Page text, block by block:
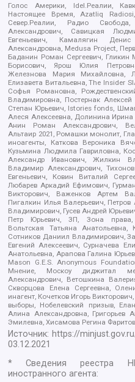
Голос Америки, Idel.Реалии,
Настоящее Время, Azatliq Radiosi,
Север.Реалии, Радио
Александрович, Савицкая
Евгеньевич, Камалягин
Александровна, Medusa Project,
Баданин Роман Сергеевич,
Борисович, Ярош Юлия
Железнова Мария Михайловна,
Елизавета Витальевна, The Insider
Софья Романовна,
Владимировна, Постернак
Степан Юрьевич, Istories fonds,
Алеся Алексеевна, Долинина
Анин Роман Александрович,
Альтаир 2021, Ромашки монолит,
иноагенты, Каткова Вероника
Кузьмина Людмила Гавриловна,
Александр Иванович, Жилкин
Владимир Александрович,
Евгеньевич, Ковин Виталий
Любарев Аркадий Ефимович,
Викторович, Важенков Артем
Пигалкин Илья Валерьевич,
Владимирович, Гусев Андрей
Петр Юрьевич, ЗП, Зона
Вольтская Татьяна Анатольевна,
Сотников Даниил Владимирович,
Евгений Алексеевич, Сурначева
Анатольевна, Арапова Галина
Mason G.E.S. Anonymous
Мнение, Москоу диджитал
Александрович, Ветошкина
Скворцова Елена Сергеевна,
инагент, Кочетков Игорь
выборы, Нобелевский призыв,
Алина Александровна, Григорьев
Эмилевна, Хисамова Регина
Источник: https://
03.12.2021
* Сведения реестра
иностранного агента: